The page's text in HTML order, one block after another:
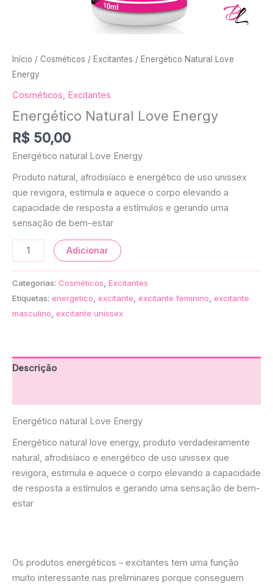
Início / Cosméticos / Excitantes / Energético Natural Love
Energy
Cosméticos, Excitantes
Energético Natural Love Energy
R$ 50,00
Energético natural Love Energy
Produto natural, afrodisíaco e energético de uso unissex
que revigora, estimula e aquece o corpo elevando a
capacidade de resposta a estímulos e gerando uma
sensação de bem-estar
Adicionar
Categorias: Cosméticos Excitantes
Etiquetas: energetico excitante excitante feminino excitante
masculino excitante unissex
Descrição
Energético natural Love Energy
Energético natural love energy, produto verdadeiramente
natural, afrodisíaco e energético de uso unissex que
revigora, estimula e aquece o corpo elevando a capacidade
de resposta a estímulos e gerando uma sensação de bem-
estar
Os produtos energéticos – excitantes tem uma função
muito interessante nas preliminares porque conseguem